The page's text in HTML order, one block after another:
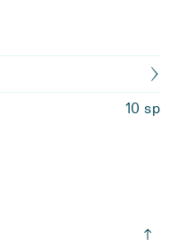
10 sp